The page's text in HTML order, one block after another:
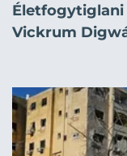
Életfogytiglani
Vickrum